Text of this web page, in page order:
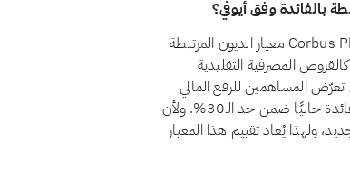
نعم، اعتبارًا من أغسطس 2026، يجتاز سهم Corbus Pharmaceuticals Holdings, Inc. (CRBP) معيار الديون المرتبطة
بالفائدة، كالقروض المصرفية التقليدية
وذلك للحد من تعرّض المساهمين للرفع المالي
القائم على الفائدة. وتقع ديون Corbus Pharmaceuticals Holdings, Inc. المرتبطة بالفائدة حاليًا ضمن حد الـ30%. ولأن
ولهذا يُعاد تقييم هذا المعيار